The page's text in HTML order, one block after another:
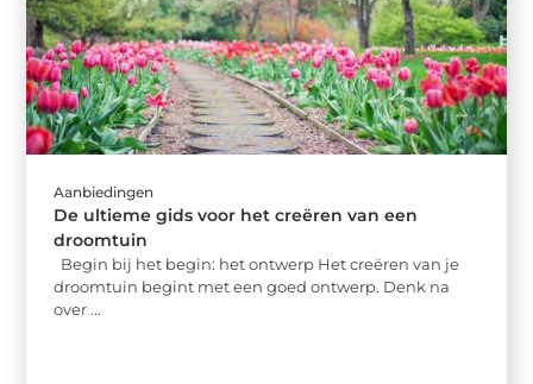
Aanbiedingen
De ultieme gids voor het creëren van een
droomtuin
Begin bij het begin: het ontwerp Het creëren van je
droomtuin begint met een goed ontwerp. Denk na
over ...